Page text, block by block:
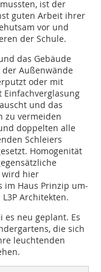
ist der
guten Arbeit ihrer
vor und
der Schule.
das Gebäude
Außenwände
oder mit
und das
zu vermeiden
doppelten alle
Schleiers
Homogenität
wird hier
im Haus Prinzip um­
Architekten.
es neu geplant. Es
die sich
leuchtenden